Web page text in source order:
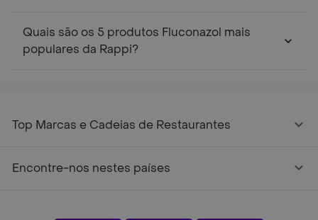
Quais são os 5 produtos Fluconazol mais
populares da Rappi?
Top Marcas e Cadeias de Restaurantes
Encontre-nos nestes países